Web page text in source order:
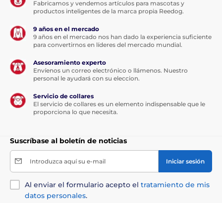
Composición:
vegetal, proteína de ave hidrolizada (8 %), hígado de
pollo hidrolizado (5 %), colágeno (4 %), melaza, harina
de guisante, tomillo seco (1 %).
Componentes analíticos:
%, ceniza bruta 7,0 %, fibra bruta 1,5 %, calcio 1,0 %,
ácidos grasos omega-6 0,7 %.
Aditivos nutricionales por 1 kg:
Vitamina C (3a312) 35
mg.
Fabricamos y vendemos artículos para mascotas y
productos inteligentes de la marca propia Reedog.
9 años en el mercado
9 años en el mercado nos han dado la experiencia suficiente
para convertirnos en líderes del mercado mundial.
Asesoramiento experto
Envíenos un correo electrónico o llámenos. Nuestro
personal le ayudará con su eleccion.
Servicio de collares
El servicio de collares es un elemento indispensable que le
proporciona lo que necesita.
Suscríbase al boletín de noticias
Introduzca aquí su e-mail Iniciar sesión
Al enviar el formulario acepto el tratamiento de mis
datos personales.